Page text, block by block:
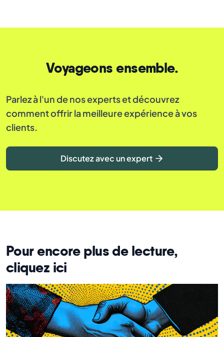
Voyageons ensemble.
Parlez à l'un de nos experts et découvrez
comment offrir la meilleure expérience à vos
clients.
Discutez avec un expert
Pour encore plus de lecture,
cliquez ici